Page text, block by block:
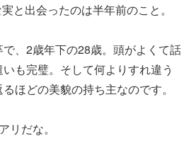
と出会ったのは半年前のこと。
、2歳年下の28歳。頭がよくて話
も完璧。そして何よりすれ違う
ほどの美貌の持ち主なのです。
リだな。